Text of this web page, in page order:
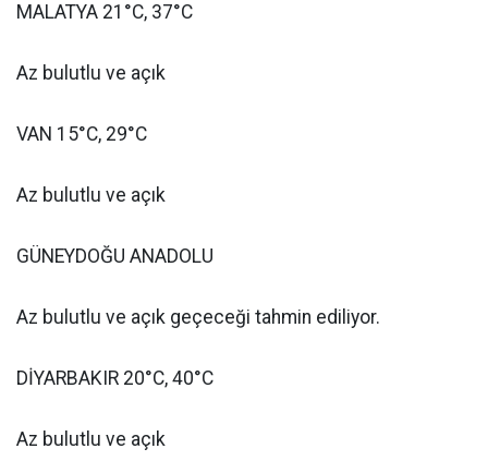
MALATYA 21°C, 37°C
Az bulutlu ve açık
VAN 15°C, 29°C
Az bulutlu ve açık
GÜNEYDOĞU ANADOLU
Az bulutlu ve açık geçeceği tahmin ediliyor.
DİYARBAKIR 20°C, 40°C
Az bulutlu ve açık